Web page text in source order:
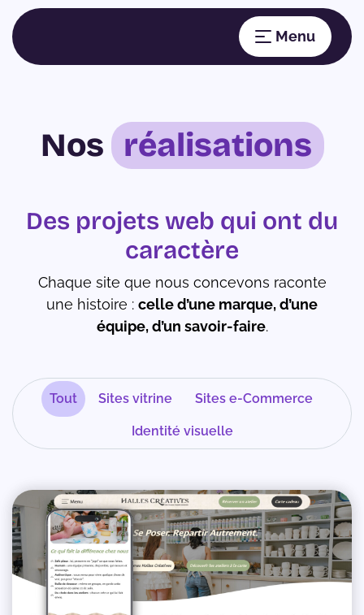
Nos réalisations
Des projets web qui ont du
caractère
Chaque site que nous concevons raconte
une histoire : celle d’une marque, d’une
équipe, d’un savoir-faire.
Tout Sites vitrine Sites e-Commerce
Identité visuelle